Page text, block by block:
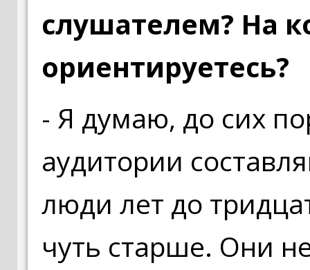
слушателем? На
ориентируетесь?
- Я думаю, до сих
аудитории
люди лет до
чуть старше. Они